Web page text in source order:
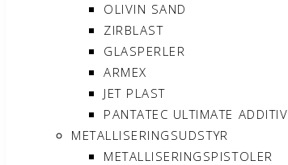
OLIVIN SAND
ZIRBLAST
GLASPERLER
ARMEX
JET PLAST
PANTATEC ULTIMATE ADDITIV
METALLISERINGSUDSTYR
METALLISERINGSPISTOLER